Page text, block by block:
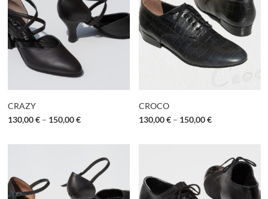
CRAZY
130,00€– 150,00€
CROCO
130,00€– 150,00€